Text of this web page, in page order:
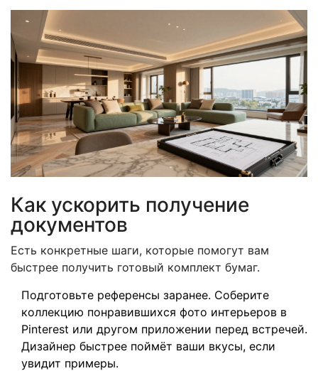
Как ускорить получение
документов
Есть конкретные шаги, которые помогут вам
быстрее получить готовый комплект бумаг.
Подготовьте референсы заранее. Соберите
коллекцию понравившихся фото интерьеров в
Pinterest или другом приложении перед встречей.
Дизайнер быстрее поймёт ваши вкусы, если
увидит примеры.